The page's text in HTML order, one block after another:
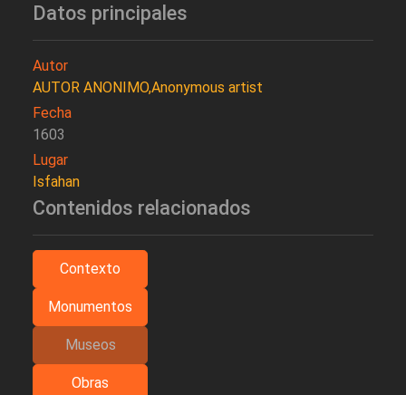
Datos principales
Autor
AUTOR ANONIMO,Anonymous artist
Fecha
1603
Lugar
Isfahan
Contenidos relacionados
Contexto
Monumentos
Museos
Obras